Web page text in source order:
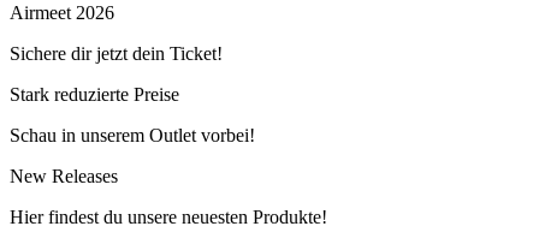
Airmeet 2026
Sichere dir jetzt dein Ticket!
Stark reduzierte Preise
Schau in unserem Outlet vorbei!
New Releases
Hier findest du unsere neuesten Produkte!